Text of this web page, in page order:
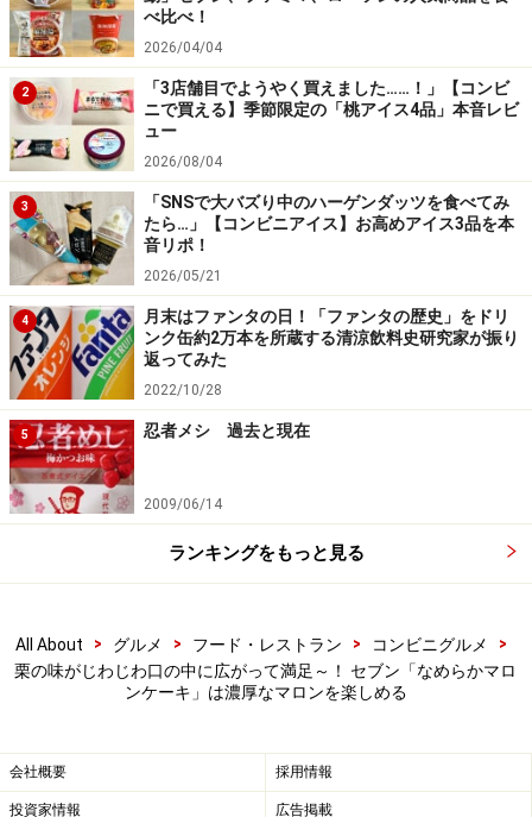
栗好きも大満足のマロンスイーツ
ひと口の満足感が高く、食べごたえもあります
カップが大きくて食べごたえもあるので、栗好きとして
は満足感の高い商品だと思います！ 栗の味わいも濃厚
で、「なめらかマロンケーキ」という商品名から受ける
期待をいい意味で裏切ってくれるスイーツでした。ぜひ
店頭に並んでいるうちに食べてみてくださいね。
＜関連記事＞
ローソンのこだわりが詰まってる！ 新作「プレミアムロ
ールケーキ」の濃厚ショコラ味を食べてみた
の「抹茶」フレーバー初登場に期待しかない!!
い。
※メニューや料金などのデータは、取材時または記事公開時点で
の内容です。
べ比べ！
2026/04/04
2
「3店舗目でようやく買えました……！」【コンビ
ニで買える】季節限定の「桃アイス4品」本音レビ
ュー
2026/08/04
3
「SNSで大バズり中のハーゲンダッツを食べてみ
たら…」【コンビニアイス】お高めアイス3品を本
音リポ！
2026/05/21
4
月末はファンタの日！「ファンタの歴史」をドリ
ンク缶約2万本を所蔵する清涼飲料史研究家が振り
返ってみた
2022/10/28
5 忍者メシ 過去と現在
2009/06/14
ランキングをもっと見る
All About > グルメ > フード・レストラン > コンビニグルメ
>
栗の味がじわじわ口の中に広がって満足～！ セブン「なめらかマロ
ンケーキ」は濃厚なマロンを楽しめる
会社概要 採用情報
投資家情報 広告掲載